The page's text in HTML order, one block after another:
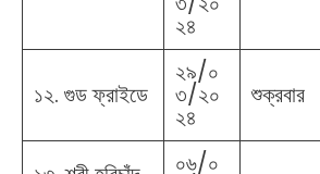
২৪
১২. গুড ফ্রাইডে
২৯/০
৩/২০
২৪
শুক্রবার
০৬/০